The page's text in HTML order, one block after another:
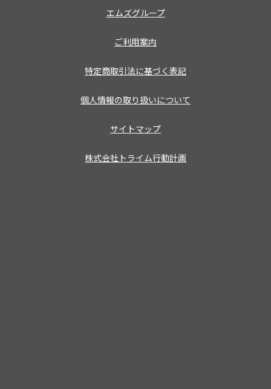
エムズグループ
ご利用案内
特定商取引法に基づく表記
個人情報の取り扱いについて
サイトマップ
株式会社トライム行動計画